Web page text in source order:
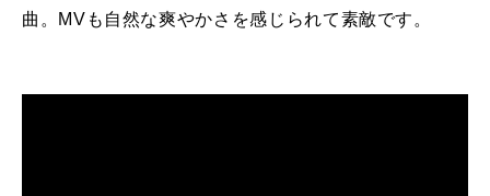
曲。MVも自然な爽やかさを感じられて素敵です。